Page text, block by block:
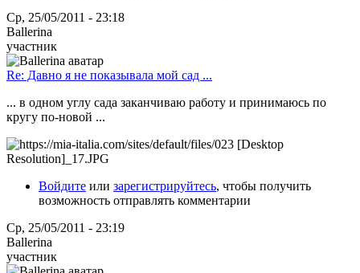
Ср, 25/05/2011 - 23:18
Ballerina
участник
Re: Давно я не показывала мой сад ...
... в одном углу сада заканчиваю работу и принимаюсь по
кругу по-новой ...
Войдите или зарегистрируйтесь, чтобы получить
возможность отправлять комментарии
Ср, 25/05/2011 - 23:19
Ballerina
участник